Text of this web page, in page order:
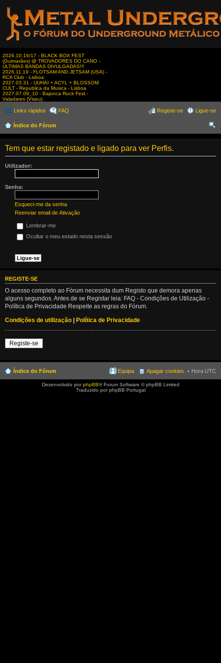
2026.10.16/17 - BLACK BOX FEST
(Guimarães) @ TROVADORES DO CANO -
ÚLTIMAS BANDAS DIVULGADAS!!!
2026.11.19 - FLOTSAM AND JETSAM (USA) -
RCA Club - Lisboa
2027.03.31 - UUHAI + ACYL + BLOSSOM
CULT - Republica da Musica - Lisboa
2027.07.09_10 - Bajonca Rock Fest -
Valadares (Viseu)
Links rápidos FAQ Ligue-se
Registe-se
Índice do Fórum
Tem que estar registado e ligado para ver Perfis.
Utilizador:
Senha:
Esqueci-me da senha
Reenviar email de Ativação
Lembrar-me
Ocultar o meu estado nesta sessão
REGISTE-SE
O acesso completo ao Fórum necessita dum Registo que demora apenas
alguns segundos. Antes de se Registar leia: FAQ - Condições de Utilização -
Política de Privacidade Respeite as regras do Fórum.
Condições de utilização | Política de Privacidade
Registe-se
Índice do Fórum Hora UTC
Apagar cookies
Equipa
Desenvolvido porphpBB® Forum Software © phpBB Limited
Traduzido por phpBB Portugal